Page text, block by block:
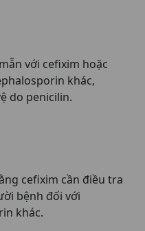
với cefixim hoặc
khác,
do penicilin.
cefixim cần điều tra
bệnh đối với
khác.